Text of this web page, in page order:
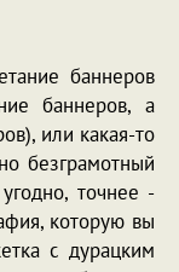
баннеров
баннеров, а
или какая-то
безграмотный
точнее -
которую вы
с дурацким